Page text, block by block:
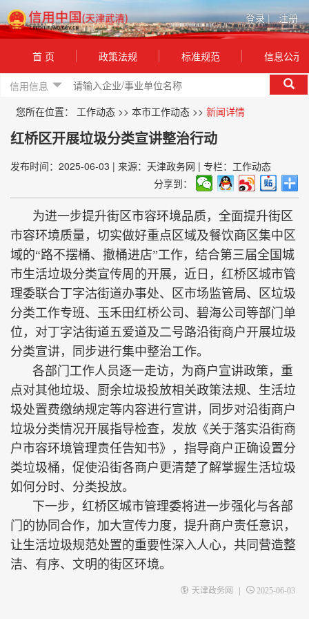
登录| 注册
首 页 政策法规 标准规范 信息公示
信用信息
您所在位置： 工作动态 >> 本市工作动态 >> 新闻详情
红桥区开展垃圾分类宣讲整治行动
发布时间：2025-06-03 | 来源：天津政务网 | 专栏：工作动态
分享到：
为进一步提升街区市容环境品质，全面提升街区
市容环境质量，切实做好重点区域及餐饮商区集中区
域的“路不摆桶、撤桶进店”工作，结合第三届全国城
市生活垃圾分类宣传周的开展，近日，红桥区城市管
理委联合丁字沽街道办事处、区市场监管局、区垃圾
分类工作专班、玉禾田红桥公司、碧海公司等部门单
位，对丁字沽街道五爱道及二号路沿街商户开展垃圾
分类宣讲，同步进行集中整治工作。
各部门工作人员逐一走访，为商户宣讲政策，重
点对其他垃圾、厨余垃圾投放相关政策法规、生活垃
圾处置费缴纳规定等内容进行宣讲，同步对沿街商户
垃圾分类情况开展指导检查，发放《关于落实沿街商
户市容环境管理责任告知书》，指导商户正确设置分
类垃圾桶，促使沿街各商户更清楚了解掌握生活垃圾
如何分时、分类投放。
下一步，红桥区城市管理委将进一步强化与各部
门的协同合作，加大宣传力度，提升商户责任意识，
让生活垃圾规范处置的重要性深入人心，共同营造整
洁、有序、文明的街区环境。
天津政务网 | 2025-06-03